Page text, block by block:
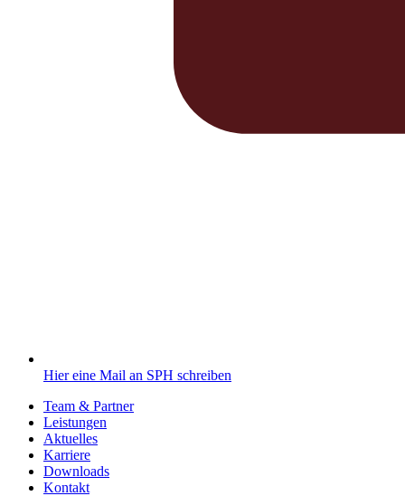
Hier eine Mail an SPH schreiben
Team & Partner
Leistungen
Aktuelles
Karriere
Downloads
Kontakt